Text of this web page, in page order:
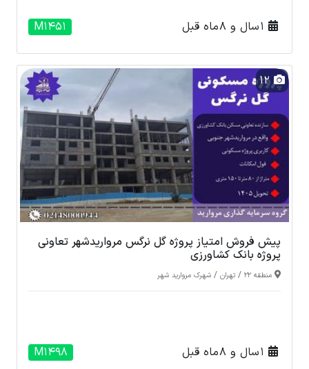
M1451
12
پیش فروش امتیاز پروژه گل نرگس مرواریدشهر تعاونی
پروژه بانک کشاورزی
منطقه 22 / تهران / شهرک مروارید شهر
M1498